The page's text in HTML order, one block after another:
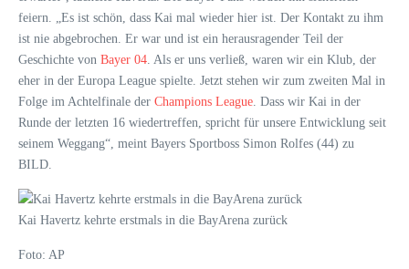
feiern. „Es ist schön, dass Kai mal wieder hier ist. Der Kontakt zu ihm
ist nie abgebrochen. Er war und ist ein herausragender Teil der
Geschichte von Bayer 04 . Als er uns verließ, waren wir ein Klub, der
eher in der Europa League spielte. Jetzt stehen wir zum zweiten Mal in
Folge im Achtelfinale der Champions League . Dass wir Kai in der
Runde der letzten 16 wiedertreffen, spricht für unsere Entwicklung seit
seinem Weggang“, meint Bayers Sportboss Simon Rolfes (44) zu
BILD.
Kai Havertz kehrte erstmals in die BayArena zurück
Foto: AP